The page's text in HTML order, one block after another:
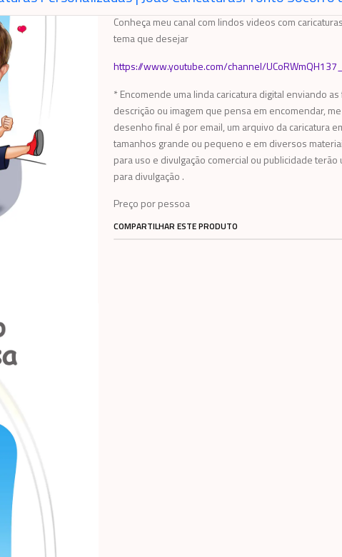
Conheça meu canal com lindos videos com
tema que desejar
https://www.youtube.com/channel/
* Encomende uma linda caricatura digital enviando
descrição ou imagem que pensa em encomendar,
desenho final é por email, um arquivo da caricatura
tamanhos grande ou pequeno e em diversos
para uso e divulgação comercial ou publicidade
para divulgação .
Preço por pessoa
COMPARTILHAR ESTE PRODUTO